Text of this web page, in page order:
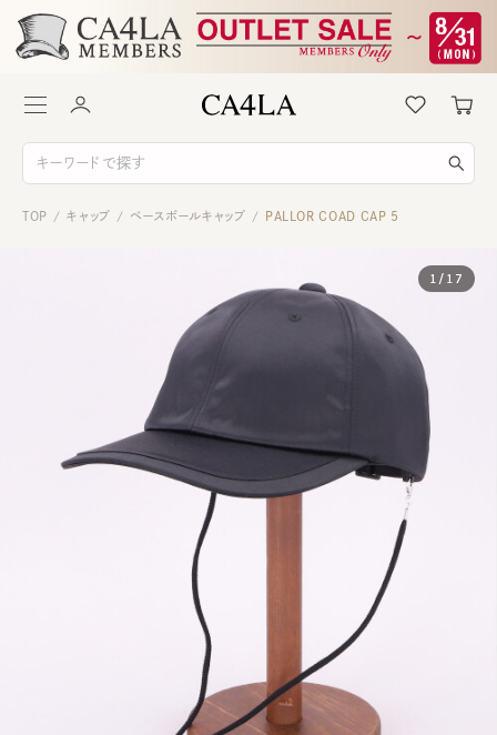
TOP / キャップ / ベースボールキャップ / PALLOR COAD CAP 5
1 / 17